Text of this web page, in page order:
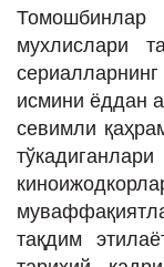
Томошбинлар
мухлислари
исмини ёддан
севимли
тақдим